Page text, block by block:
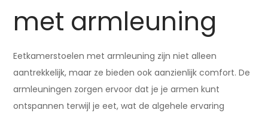
met armleuning
Eetkamerstoelen met armleuning zijn niet alleen
aantrekkelijk, maar ze bieden ook aanzienlijk comfort. De
armleuningen zorgen ervoor dat je je armen kunt
ontspannen terwijl je eet, wat de algehele ervaring